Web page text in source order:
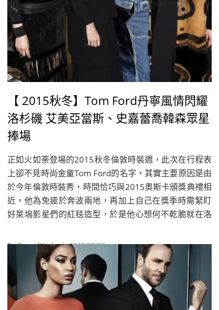
【 2015秋冬】Tom Ford丹寧風情閃耀
洛杉磯 艾美亞當斯、史嘉蕾喬韓森眾星
捧場
正如火如荼登場的2015秋冬倫敦時裝週，此次在行程表
上卻不見時尚金童Tom Ford的名字，其實主要原因是由
於今年倫敦時裝秀，時間恰巧與2015奧斯卡頒獎典禮相
近，他為免疲於奔波兩地，再加上自己在獎季時需緊盯
好萊塢影星們的紅毯造型，於是他心想何不乾脆就在洛
案例，今年9月時便會回歸倫敦時裝週發表2016春夏系
列作品，但這位53歲的時尚金童也沒把話說死，表示未
來也不排除再次於洛杉磯舉辦大秀的可能。
ByBeautiMode| 2015/02/22